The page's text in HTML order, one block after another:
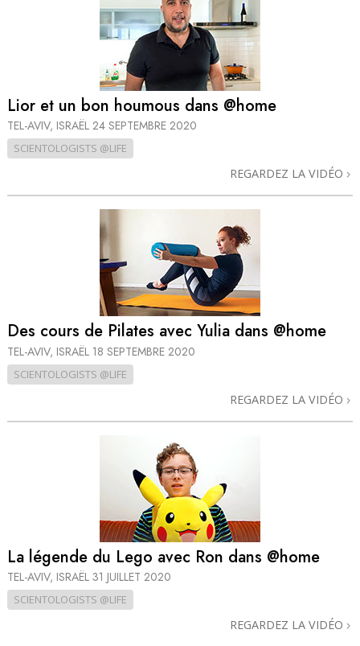
Lior et un bon houmous dans @home
TEL-AVIV, ISRAËL 24 SEPTEMBRE 2020
SCIENTOLOGISTS @LIFE
REGARDEZ LA VIDÉO
Des cours de Pilates avec Yulia dans @home
TEL-AVIV, ISRAËL 18 SEPTEMBRE 2020
SCIENTOLOGISTS @LIFE
REGARDEZ LA VIDÉO
La légende du Lego avec Ron dans @home
TEL-AVIV, ISRAËL 31 JUILLET 2020
SCIENTOLOGISTS @LIFE
REGARDEZ LA VIDÉO